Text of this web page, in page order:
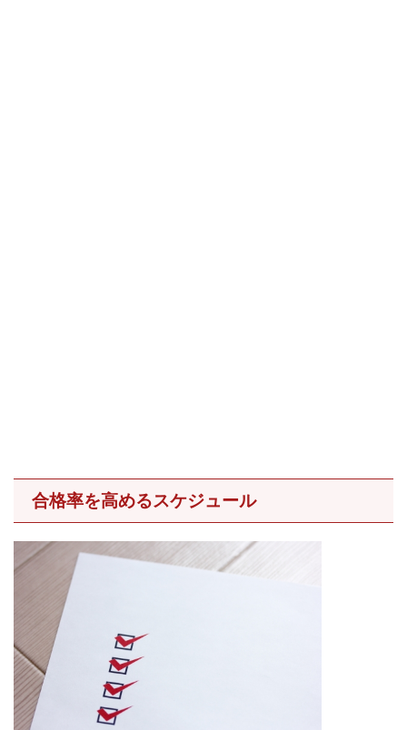
合格率を高めるスケジュール